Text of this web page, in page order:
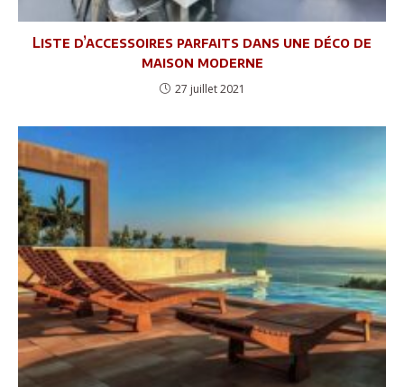
Liste d’accessoires parfaits dans une déco de
maison moderne
27 juillet 2021